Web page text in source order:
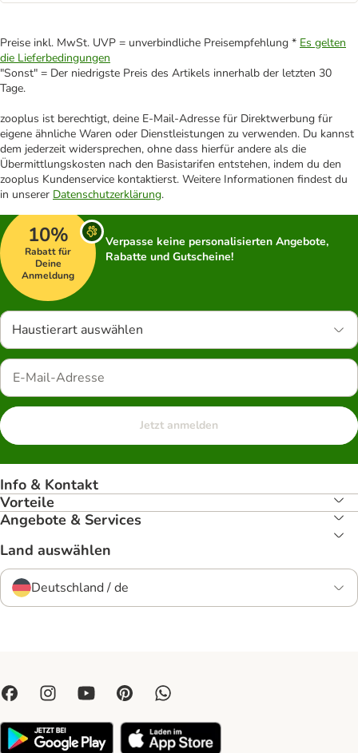
Preise inkl. MwSt. UVP = unverbindliche Preisempfehlung * Es gelten
die Lieferbedingungen
"Sonst" = Der niedrigste Preis des Artikels innerhalb der letzten 30
Tage.
zooplus ist berechtigt, deine E-Mail-Adresse für Direktwerbung für
eigene ähnliche Waren oder Dienstleistungen zu verwenden. Du kannst
dem jederzeit widersprechen, ohne dass hierfür andere als die
Übermittlungskosten nach den Basistarifen entstehen, indem du den
zooplus Kundenservice kontaktierst. Weitere Informationen findest du
in unserer Datenschutzerklärung.
10%
Rabatt für
Deine
Anmeldung
Verpasse keine personalisierten Angebote,
Rabatte und Gutscheine!
Haustierart auswählen
Jetzt anmelden
Info & Kontakt
Vorteile
Angebote & Services
Land auswählen
Deutschland / de